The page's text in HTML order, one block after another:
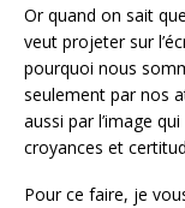
Or quand on sait
veut projeter sur
pourquoi nous
seulement par nos
aussi par l’image
croyances et
Pour ce faire, je